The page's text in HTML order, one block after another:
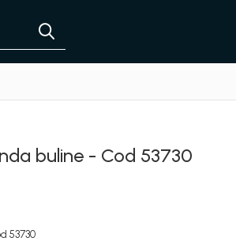
buline - Cod 53730
53730